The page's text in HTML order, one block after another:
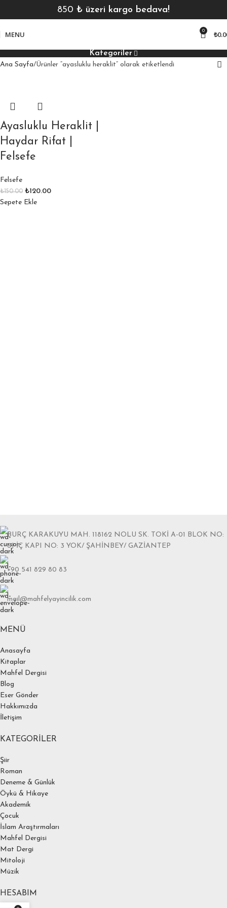
850 ₺ üzeri kargo bedava!
MENU 0 ₺
Kategoriler
Ana Sayfa Ürünler “ayasluklu heraklit” olarak etiketlendi
Ayasluklu Heraklit |
Haydar Rifat |
Felsefe
Felsefe
₺150.00 ₺120.00
Sepete Ekle
BURÇ KARAKUYU MAH. 118162 NOLU SK. TOKİ A-01 BLOK NO:
6J İÇ KAPI NO: 3 YOK/ ŞAHİNBEY/ GAZİANTEP
+90 541 829 80 83
mail@mahfelyayincilik.com
MENÜ
Anasayfa
Kitaplar
Mahfel Dergisi
Blog
Eser Gönder
Hakkımızda
İletişim
KATEGORILER
Şiir
Roman
Deneme & Günlük
Öykü & Hikaye
Akademik
Çocuk
İslam Araştırmaları
Mahfel Dergisi
Mat Dergi
Mitoloji
Müzik
HESABIM